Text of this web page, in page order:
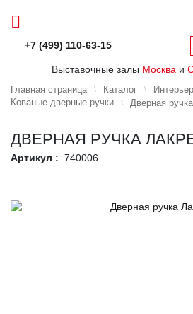
+7 (499) 110-63-15
Выставочные залы Москва и
Главная страница Каталог
Кованые дверные ручки
Дверная
ДВЕРНАЯ РУЧКА
Артикул : 740006